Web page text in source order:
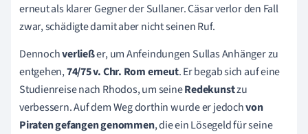
erneut als klarer Gegner der Sullaner. Cäsar verlor den Fall
zwar, schädigte damit aber nicht seinen Ruf.
Dennochverließer, um Anfeindungen Sullas Anhänger zu
entgehen,74/75 v. Chr. Rom erneut. Er begab sich auf eine
Studienreise nach Rhodos, um seineRedekunstzu
verbessern. Auf dem Weg dorthin wurde er jedochvon
Piraten gefangen genommen, die ein Lösegeld für seine